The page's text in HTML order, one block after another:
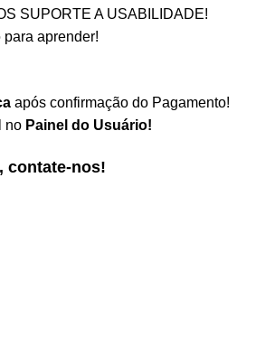
SUPORTE A USABILIDADE!
para aprender!
após confirmação do Pagamento!
no Painel do Usuário!
contate-nos!